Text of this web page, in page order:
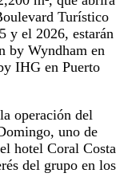
Turístico
y el 2026, estarán
by Wyndham en
IHG en Puerto
operación del
uno de
hotel Coral Costa
del grupo en los